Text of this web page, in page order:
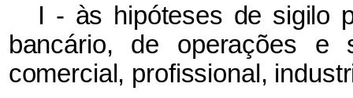
I - às hipóteses de sigilo
bancário, de operações e
comercial, profissional,